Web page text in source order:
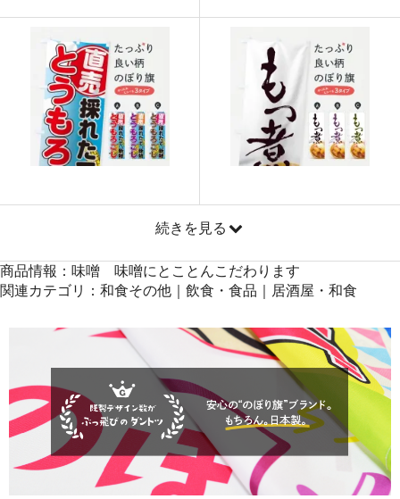
45 874 39330
873 40158
47 872 40984
48 871 41808
49 869 42581
続きを見る
商品情報：味噌 味噌にとことんこだわります
関連カテゴリ：和食その他｜飲食・食品｜居酒屋・和食